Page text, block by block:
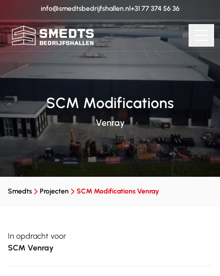
info@smedtsbedrijfshallen.nl+31 77 374 56 36
SCM Modifications
Venray
Smedts Projecten SCM Modifications Venray
In opdracht voor
SCM Venray